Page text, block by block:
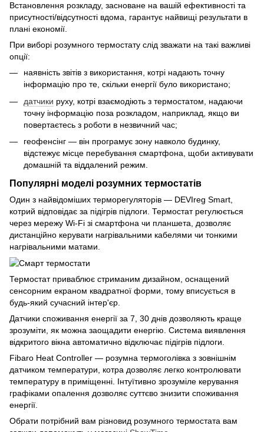
Встановлення розкладу, засноване на вашій ефективності та
присутності/відсутності вдома, гарантує найвищі результати в
плані економії.
При виборі розумного термостату слід зважати на такі важливі
опції:
наявність звітів з використання, котрі надають точну
інформацію про те, скільки енергії було використано;
датчики руху, котрі взаємодіють з термостатом, надаючи
точну інформацію поза розкладом, наприклад, якщо ви
повертаєтесь з роботи в незвичний час;
геофенсінг — він програмує зону навколо будинку,
відстежує місце перебування смартфона, щоби активувати
домашній та віддалений режим.
Популярні моделі розумних термостатів
Один з найвідоміших терморегуляторів — DEVIreg Smart,
котрий відповідає за підігрів підлоги. Термостат регулюється
через мережу Wi-Fi зі смартфона чи планшета, дозволяє
дистанційно керувати нагрівальними кабелями чи тонкими
нагрівальними матами.
Термостат приваблює стриманим дизайном, оснащений
сенсорним екраном квадратної форми, тому вписується в
будь-який сучасний інтер'єр.
Датчики споживання енергії за 7, 30 днів дозволяють краще
зрозуміти, як можна заощадити енергію. Система виявлення
відкритого вікна автоматично відключає підігрів підлоги.
Fibaro Heat Controller — розумна термоголівка з зовнішнім
датчиком температури, котра дозволяє легко контролювати
температуру в приміщенні. Інтуїтивно зрозуміле керування
графіками опалення дозволяє суттєво знизити споживання
енергії.
Обрати потрібний вам різновид розумного термостата вам